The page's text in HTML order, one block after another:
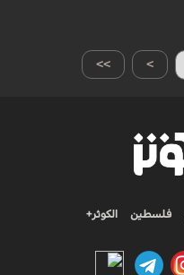
>> >
فلسطين الكوثر+